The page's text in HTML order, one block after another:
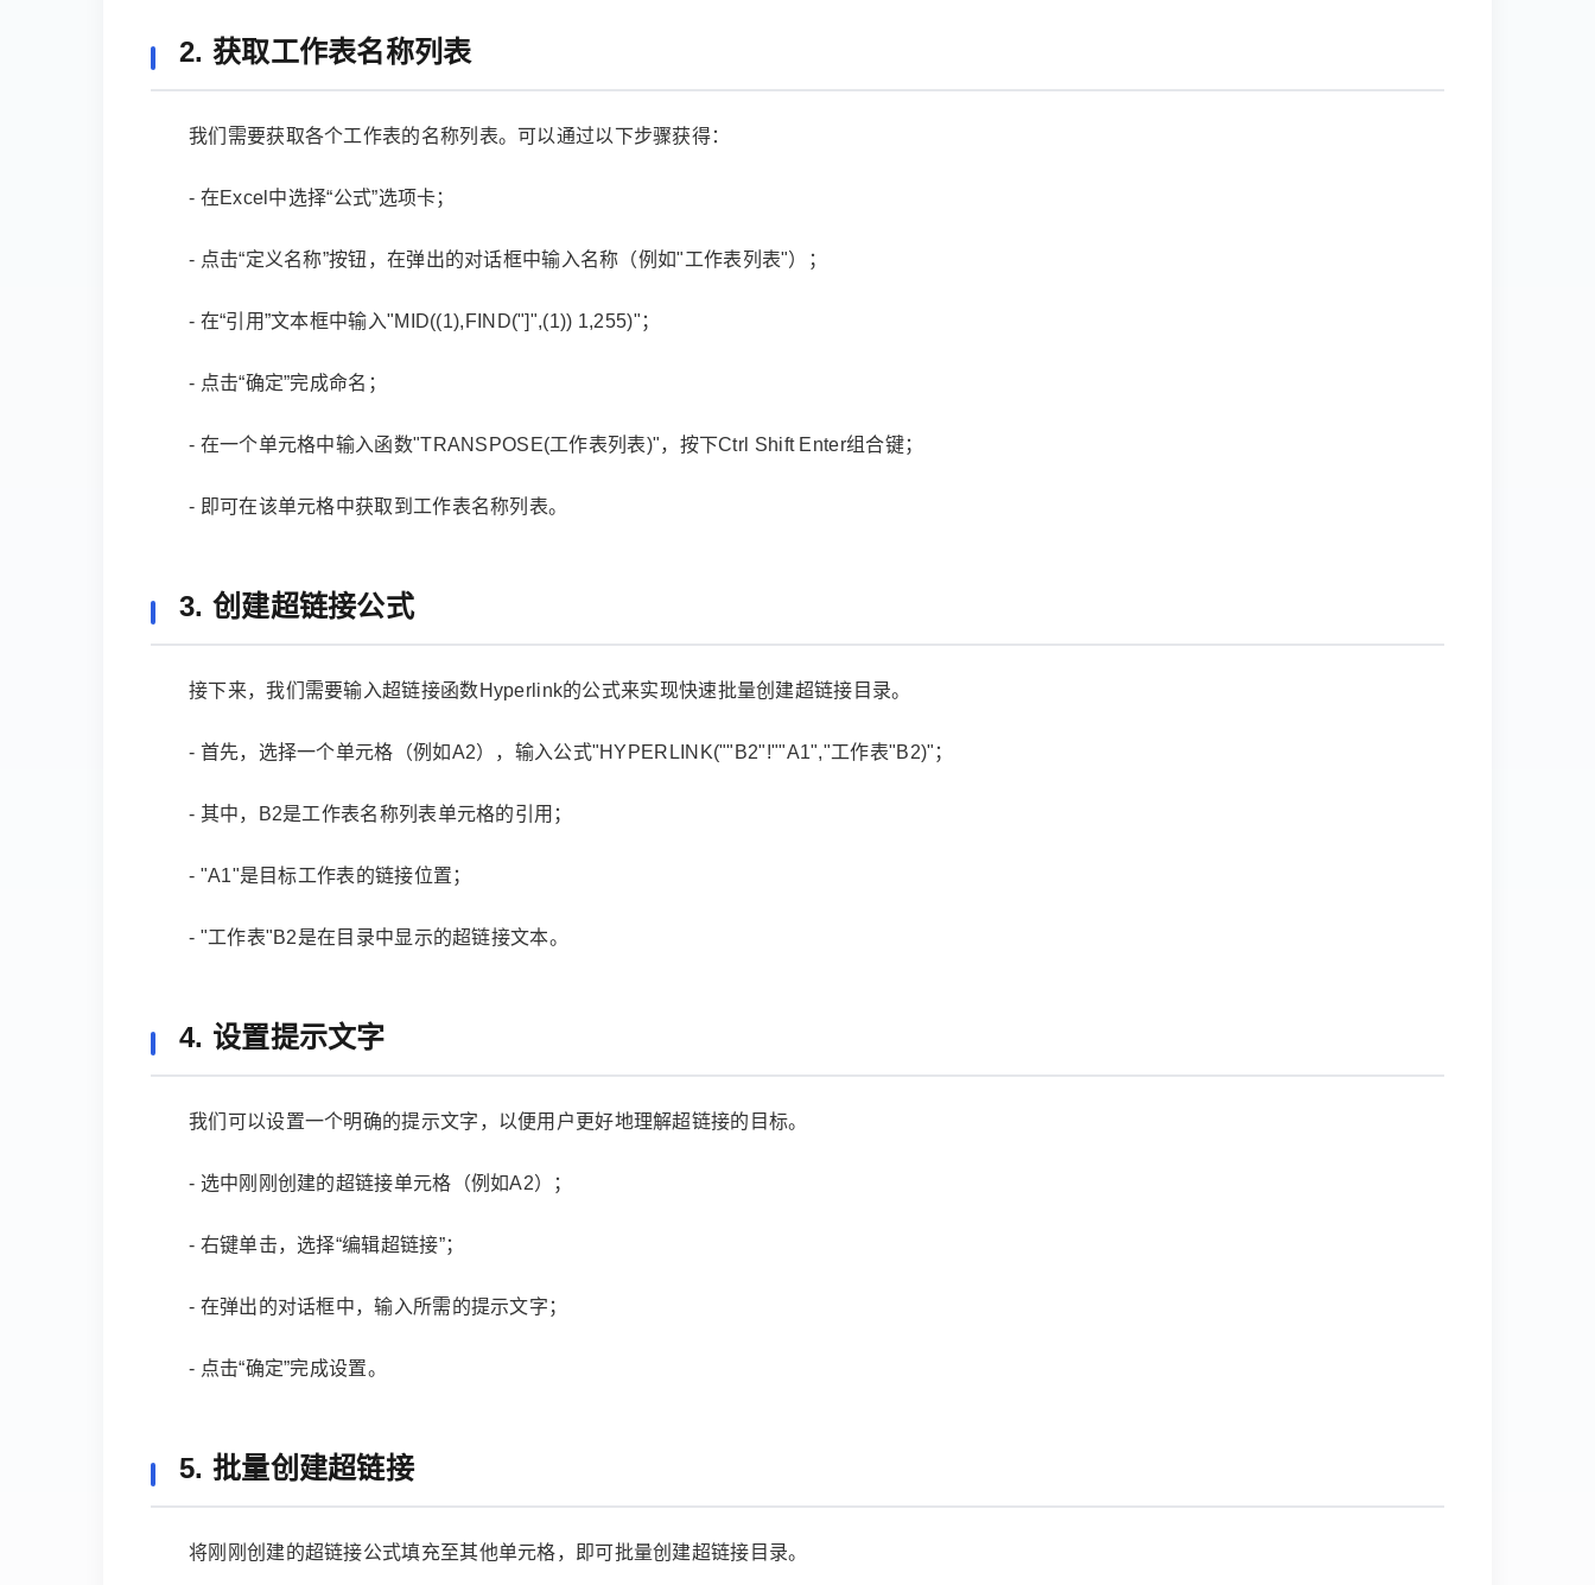
2. 获取工作表名称列表
我们需要获取各个工作表的名称列表。可以通过以下步骤获得：
- 在Excel中选择“公式”选项卡；
- 点击“定义名称”按钮，在弹出的对话框中输入名称（例如"工作表列表"）；
- 在“引用”文本框中输入"MID((1),FIND("]",(1)) 1,255)"；
- 点击“确定”完成命名；
- 在一个单元格中输入函数"TRANSPOSE(工作表列表)"，按下Ctrl Shift Enter组合键；
- 即可在该单元格中获取到工作表名称列表。
3. 创建超链接公式
接下来，我们需要输入超链接函数Hyperlink的公式来实现快速批量创建超链接目录。
- 首先，选择一个单元格（例如A2），输入公式"HYPERLINK(""B2"!""A1","工作表"B2)"；
- 其中，B2是工作表名称列表单元格的引用；
- "A1"是目标工作表的链接位置；
- "工作表"B2是在目录中显示的超链接文本。
4. 设置提示文字
我们可以设置一个明确的提示文字，以便用户更好地理解超链接的目标。
- 选中刚刚创建的超链接单元格（例如A2）；
- 右键单击，选择“编辑超链接”；
- 在弹出的对话框中，输入所需的提示文字；
- 点击“确定”完成设置。
5. 批量创建超链接
将刚刚创建的超链接公式填充至其他单元格，即可批量创建超链接目录。